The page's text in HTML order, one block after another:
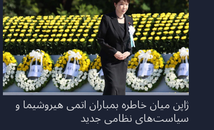
ژاپن میان خاطره بمباران اتمی هیروشیما و
سیاست‌های نظامی جدید